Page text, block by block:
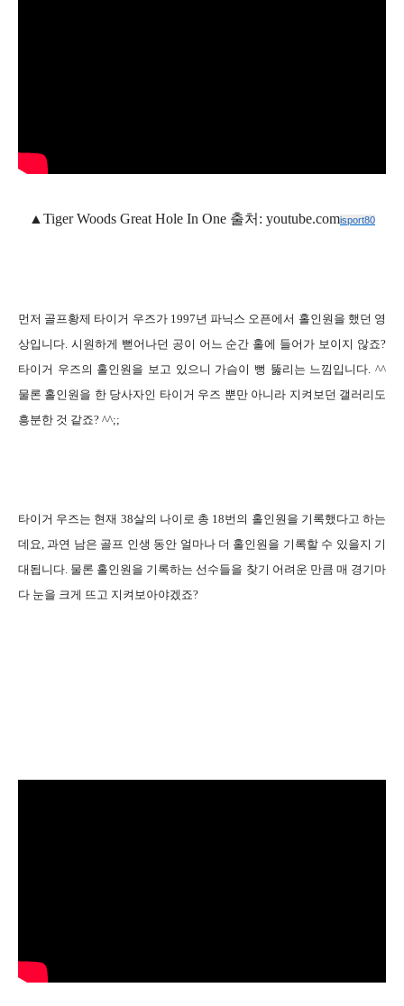
▲ Tiger Woods Great Hole In One 출처 : youtube.comisport80
먼저 골프황제 타이거 우즈가 1997년 파닉스 오픈에서 홀인원을 했던 영
상입니다 시원하게 뻗어나던 공이 어느 순간 홀에 들어가 보이지 않죠?
타이거 우즈의 홀인원을 보고 있으니 가슴이 뻥 뚫리는 느낌입니다 . ^^
물론 홀인원을 한 당사자인 타이거 우즈 뿐만 아니라 지켜보던 갤러리도
흥분한 것 같죠? ^^;;
타이거 우즈는 현재 38살의 나이로 총 18번의 홀인원을 기록했다고 하는
데요 ,과연 남은 골프 인생 동안 얼마나 더 홀인원을 기록할 수 있을지 기
대됩니다 물론 홀인원을 기록하는 선수들을 찾기 어려운 만큼 매 경기마
다 눈을 크게 뜨고 지켜보아야겠죠?